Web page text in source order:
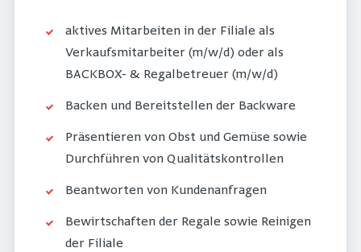
aktives Mitarbeiten in der Filiale als
Verkaufsmitarbeiter (m/w/d) oder als
BACKBOX- & Regalbetreuer (m/w/d)
Backen und Bereitstellen der Backware
Präsentieren von Obst und Gemüse sowie
Durchführen von Qualitätskontrollen
Beantworten von Kundenanfragen
Bewirtschaften der Regale sowie Reinigen
der Filiale